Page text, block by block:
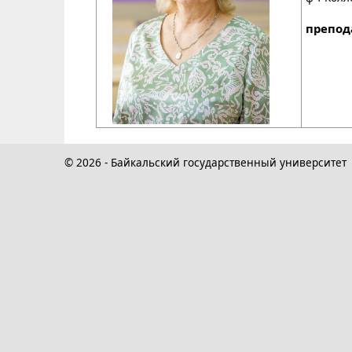
© 2026 - Байкальский государственный университет